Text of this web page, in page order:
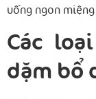
uống ngon
Các
dặm bổ